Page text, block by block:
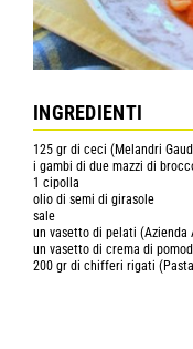
INGREDIENTI
125 gr di ceci (Melandri
i gambi di due mazzi di
1 cipolla
olio di semi di girasole
sale
un vasetto di pelati (Azienda
un vasetto di crema di
200 gr di chifferi rigati